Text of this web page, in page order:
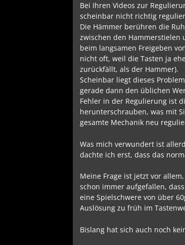
Bei Ihren Videos zur
scheinbar nicht richtig
Die Hämmer berühren die
zwischen den Hammerstielen
beim langsamen Freigeben
nicht oft, weil die Tasten ja
zurückfällt, als der Hammer).
Scheinbar liegt dieses
gerade dann den üblichen
Fehler in der Regulierung ist
herunterschrauben, was mit
gesamte Mechanik neu
Was mich verwundert ist
dachte ich erst, dass das
Meine Frage ist jetzt vor
schon immer aufgefallen,
eine Spielschwere von über
Auslösung zu früh im
Bislang hat sich auch noch